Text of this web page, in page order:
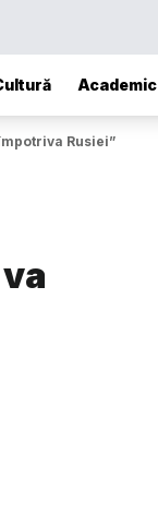
Academic
Rusiei”